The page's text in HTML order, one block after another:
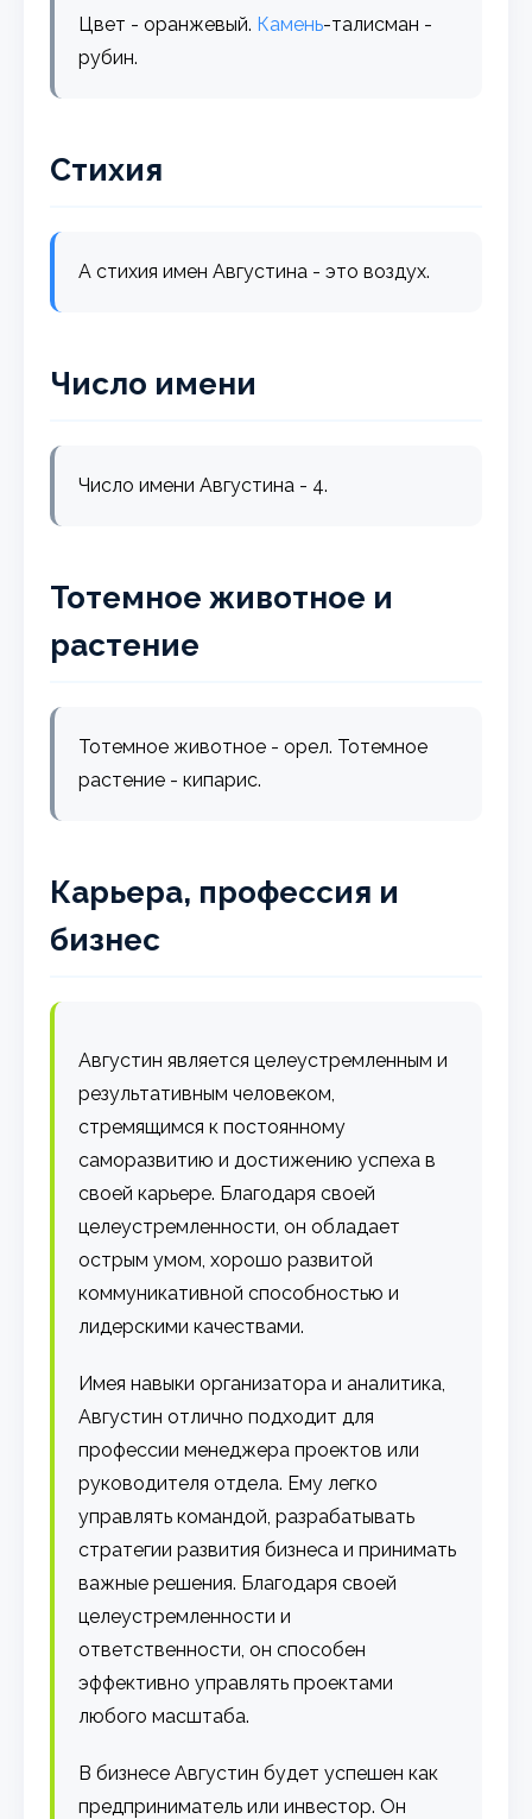
Цвет - оранжевый. Камень-талисман -
рубин.
Стихия
А стихия имен Августина - это воздух.
Число имени
Число имени Августина - 4.
Тотемное животное и
растение
Тотемное животное - орел. Тотемное
растение - кипарис.
Карьера, профессия и
бизнес
Августин является целеустремленным и
результативным человеком,
стремящимся к постоянному
саморазвитию и достижению успеха в
своей карьере. Благодаря своей
целеустремленности, он обладает
острым умом, хорошо развитой
коммуникативной способностью и
лидерскими качествами.
Имея навыки организатора и аналитика,
Августин отлично подходит для
профессии менеджера проектов или
руководителя отдела. Ему легко
управлять командой, разрабатывать
стратегии развития бизнеса и принимать
важные решения. Благодаря своей
целеустремленности и
ответственности, он способен
эффективно управлять проектами
любого масштаба.
В бизнесе Августин будет успешен как
предприниматель или инвестор. Он